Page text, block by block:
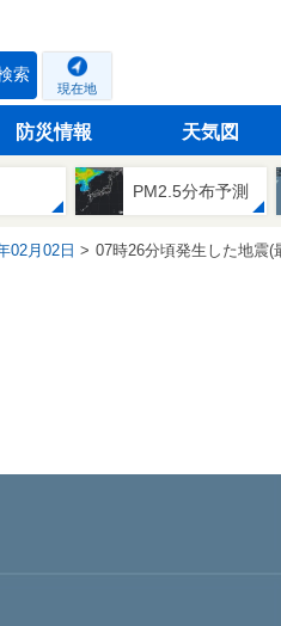
索
現在地
防災情報 天気図
PM2.5分布予測
02月02日 07時26分頃発生した地震(